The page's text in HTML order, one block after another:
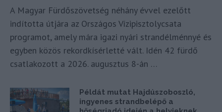
A Magyar Fürdőszövetség néhány évvel ezelőtt
indította útjára az Országos Vízipisztolycsata
programot, amely mára igazi nyári strandélménnyé és
egyben közös rekordkísérletté vált. Idén 42 fürdő
csatlakozott a 2026. augusztus 8-án …
Példát mutat Hajdúszoboszló,
ingyenes strandbelépő a